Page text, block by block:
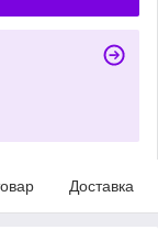
Доставка